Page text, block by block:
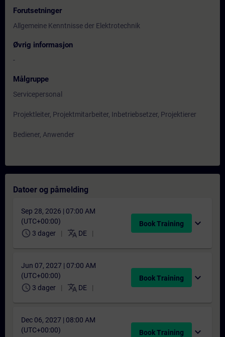
Forutsetninger
Allgemeine Kenntnisse der Elektrotechnik
Øvrig informasjon
-
Målgruppe
Servicepersonal
Projektleiter, Projektmitarbeiter, Inbetriebsetzer, Projektierer
Bediener, Anwender
Datoer og påmelding
Sep 28, 2026 | 07:00 AM
(UTC+00:00)
schedule 3 dager translate DE
Book Training expand_more
Jun 07, 2027 | 07:00 AM
(UTC+00:00)
schedule 3 dager translate DE
Book Training expand_more
Dec 06, 2027 | 08:00 AM
(UTC+00:00)
Book Training expand_more